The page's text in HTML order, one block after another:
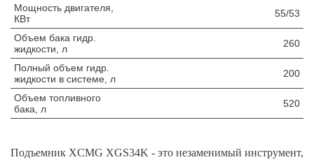
Мощность двигателя,
КВт
55/53
Объем бака гидр.
жидкости, л
260
Полный объем гидр.
жидкости в системе, л
200
Объем топливного
бака, л
520
Подъемник XCMG XGS34K - это незаменимый инструмент,